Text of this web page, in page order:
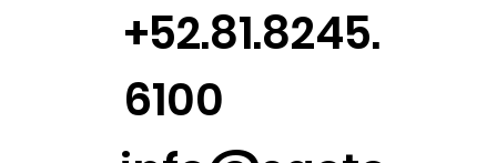
+52.81.8245.
6100